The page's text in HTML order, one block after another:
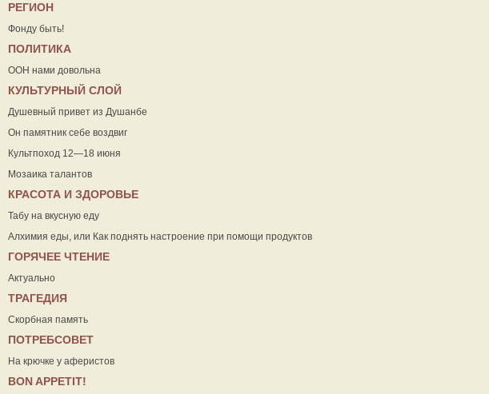
РЕГИОН
Фонду быть!
ПОЛИТИКА
ООН нами довольна
КУЛЬТУРНЫЙ СЛОЙ
Душевный привет из Душанбе
Он памятник себе воздвиг
Культпоход 12—18 июня
Мозаика талантов
КРАСОТА И ЗДОРОВЬЕ
Табу на вкусную еду
Алхимия еды, или Как поднять настроение при помощи продуктов
ГОРЯЧЕЕ ЧТЕНИЕ
Актуально
ТРАГЕДИЯ
Скорбная память
ПОТРЕБСОВЕТ
На крючке у аферистов
ВON APPETIT!